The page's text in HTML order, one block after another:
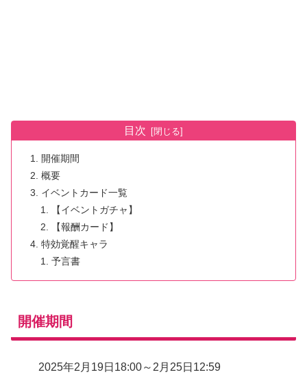
目次
開催期間
概要
イベントカード一覧
【イベントガチャ】
【報酬カード】
特効覚醒キャラ
予言書
開催期間
2025年2月19日18:00～2月25日12:59